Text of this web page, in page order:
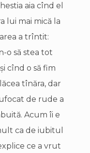
aia cînd el
lui mai mică la
a trîntit:
o să stea tot
cînd o să fim
tînăra, dar
de rude a
Acum îi e
ca de iubitul
ce a vrut